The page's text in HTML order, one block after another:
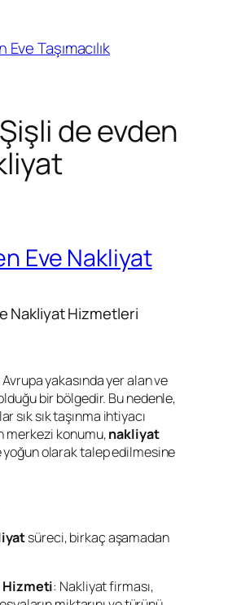
Taşımacılık
Şişli de evden
Eve Nakliyat
Nakliyat Hizmetleri
yakasında yer alan ve
bir bölgedir. Bu nedenle,
sık sık taşınma ihtiyacı
merkezi konumu,nakliyat
olarak talep edilmesine
süreci, birkaç aşamadan
: Nakliyat firması,